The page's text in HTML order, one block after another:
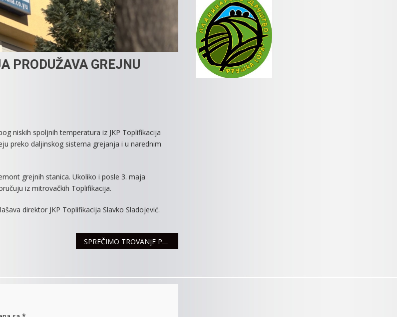
PRODUŽAVA GREJNU
niskih spoljnih temperatura iz JKP Toplifikacija
preko daljinskog sistema grejanja i u narednim
grejnih stanica. Ukoliko i posle 3. maja
iz mitrovačkih Toplifikacija.
direktor JKP Toplifikacija Slavko Sladojević.
SPREČIMO TROVANjE PČELA